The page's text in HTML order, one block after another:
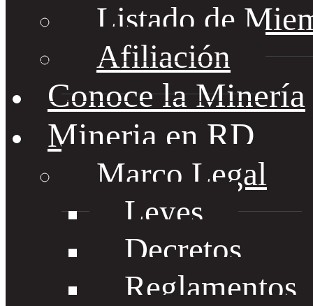
Listado de
Afiliación
Conoce la Minería
Mineria en RD
Marco Legal
Leyes
Decretos
Reglamentos